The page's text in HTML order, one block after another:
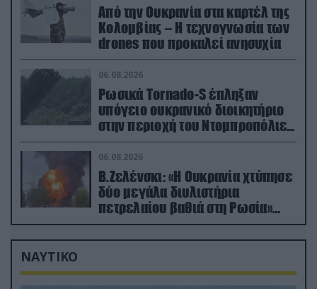
Από την Ουκρανία στα καρτέλ της
Κολομβίας – Η τεχνογνωσία των
drones που προκαλεί ανησυχία
06.08.2026
Ρωσικά Tornado-S έπληξαν
υπόγειο ουκρανικό διοικητήριο
στην περιοχή του Ντομπροπόλιε
(βίντεο)
06.08.2026
Β.Ζελένσκι: «Η Ουκρανία χτύπησε
δύο μεγάλα διυλιστήρια
πετρελαίου βαθιά στη Ρωσία»
(βίντεο)
ΝΑΥΤΙΚΟ